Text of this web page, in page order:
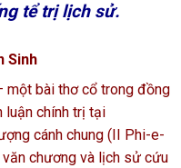
tể trị lịch sử.
Sinh
một bài thơ cổ trong đồng
luận chính trị tại
cánh chung (II Phi-e-
chương và lịch sử cứu